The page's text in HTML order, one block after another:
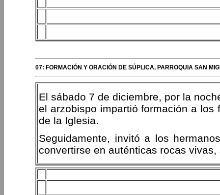
07: FORMACIÓN Y ORACIÓN DE SÚPLICA, PARROQUIA SAN
El sábado 7 de diciembre, por la
el arzobispo impartió formación a
de la Iglesia.
Seguidamente, invitó a los
convertirse en auténticas rocas